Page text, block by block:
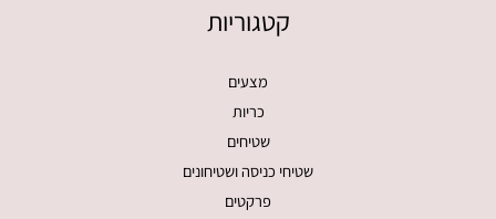
קטגוריות
מצעים
כריות
שטיחים
שטיחי כניסה ושטיחונים
פרקטים